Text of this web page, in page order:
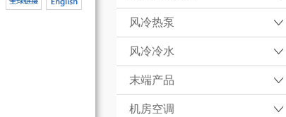
风冷热泵
风冷冷水
末端产品
机房空调